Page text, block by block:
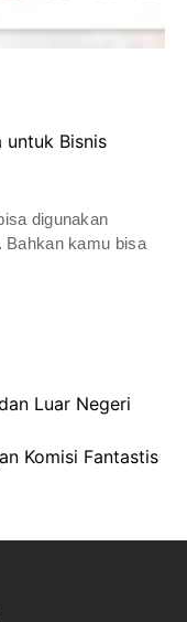
untuk Bisnis
digunakan
Bahkan kamu bisa
Luar Negeri
Komisi Fantastis